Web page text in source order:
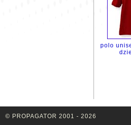
polo
© PROPAGATOR 2001 - 2026